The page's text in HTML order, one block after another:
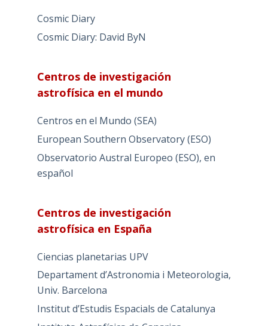
Cosmic Diary
Cosmic Diary: David ByN
Centros de investigación
astrofísica en el mundo
Centros en el Mundo (SEA)
European Southern Observatory (ESO)
Observatorio Austral Europeo (ESO), en
español
Centros de investigación
astrofísica en España
Ciencias planetarias UPV
Departament d’Astronomia i Meteorologia,
Univ. Barcelona
Institut d’Estudis Espacials de Catalunya